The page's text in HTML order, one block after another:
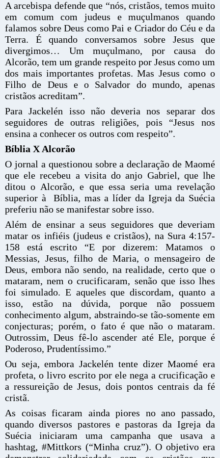
A arcebispa defende que “nós, cristãos, temos muito
em comum com judeus e muçulmanos quando
falamos sobre Deus como Pai e Criador do Céu e da
Terra. É quando conversamos sobre Jesus que
divergimos… Um muçulmano, por causa do
Alcorão, tem um grande respeito por Jesus como um
dos mais importantes profetas. Mas Jesus como o
Filho de Deus e o Salvador do mundo, apenas
cristãos acreditam”.
Para Jackelén isso não deveria nos separar dos
seguidores de outras religiões, pois “Jesus nos
ensina a conhecer os outros com respeito”.
Bíblia X Alcorão
O jornal a questionou sobre a declaração de Maomé
que ele recebeu a visita do anjo Gabriel, que lhe
ditou o Alcorão, e que essa seria uma revelação
superior à Bíblia, mas a líder da Igreja da Suécia
preferiu não se manifestar sobre isso.
Além de ensinar a seus seguidores que deveriam
matar os infiéis (judeus e cristãos), na Sura 4:157-
158 está escrito “E por dizerem: Matamos o
Messias, Jesus, filho de Maria, o mensageiro de
Deus, embora não sendo, na realidade, certo que o
mataram, nem o crucificaram, senão que isso lhes
foi simulado. E aqueles que discordam, quanto a
isso, estão na dúvida, porque não possuem
conhecimento algum, abstraindo-se tão-somente em
conjecturas; porém, o fato é que não o mataram.
Outrossim, Deus fê-lo ascender até Ele, porque é
Poderoso, Prudentíssimo.”
Ou seja, embora Jackelén tente dizer Maomé era
profeta, o livro escrito por ele nega a crucificação e
a ressureição de Jesus, dois pontos centrais da fé
cristã.
As coisas ficaram ainda piores no ano passado,
quando diversos pastores e pastoras da Igreja da
Suécia iniciaram uma campanha que usava a
hashtag, #Mittkors (“Minha cruz”). O objetivo era